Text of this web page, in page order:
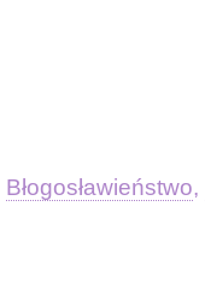
Błogosławieństwo,